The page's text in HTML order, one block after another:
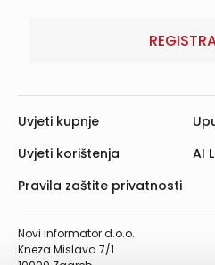
Novi informator d.o.o.
Kneza Mislava 7/1
Uvjeti kupnje
Uvjeti korištenja
Pravila zaštite privatnosti
AI